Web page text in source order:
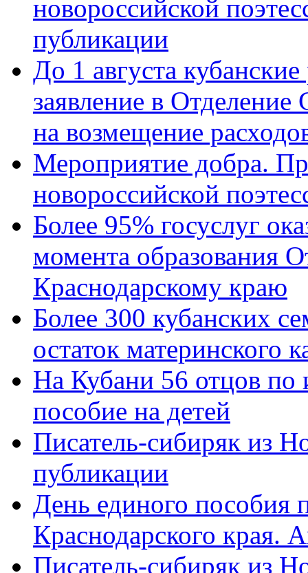
новороссийской
публикации
До 1 августа
заявление в
на возмещение
Мероприятие добра.
новороссийской
Более 95% госуслуг
момента образования
Краснодарскому краю
Более 300 кубанских
остаток материнского
На Кубани 56 отцов по
пособие на детей
Писатель-сибиряк из
публикации
День единого пособия
Краснодарского края.
Писатель-сибиряк из